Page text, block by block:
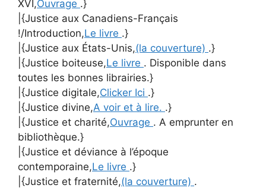
XVI,Ouvrage .}
|{Justice aux Canadiens-Français
!/Introduction,Le livre .}
|{Justice aux États-Unis,(la couverture) .}
|{Justice boiteuse,Le livre . Disponible dans
toutes les bonnes librairies.}
|{Justice digitale,Clicker Ici .}
|{Justice divine,A voir et à lire. .}
|{Justice et charité,Ouvrage . A emprunter en
bibliothèque.}
|{Justice et déviance à l’époque
contemporaine,Le livre .}
|{Justice et fraternité,(la couverture) .